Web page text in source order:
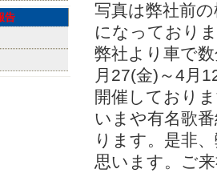
写真は弊社前
になっており
弊社より車で
月27(金)～4月
開催しており
いまや有名歌
ります。是非
思います。ご
告